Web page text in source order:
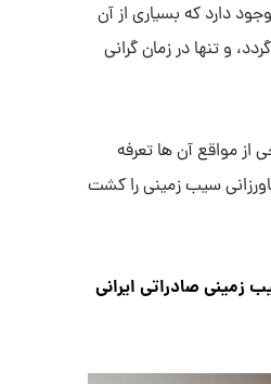
دارد که بسیاری از آن
و تنها در زمان گرانی
از مواقع آن ها تعرفه
سیب زمینی را کشت
زمینی صادراتی ایرانی